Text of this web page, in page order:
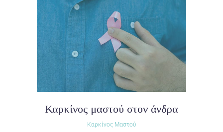
Καρκίνος μαστού στον άνδρα
Καρκίνος Μαστού